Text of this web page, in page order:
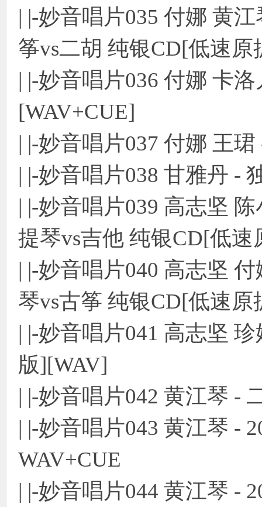
| |-妙音唱片035 付娜 黄江
筝vs二胡 纯银CD[低速原
| |-妙音唱片036 付娜 卡
[WAV+CUE]
| |-妙音唱片037 付娜 王
| |-妙音唱片038 甘雅丹 -
| |-妙音唱片039 高志坚 陈
提琴vs吉他 纯银CD[低速
| |-妙音唱片040 高志坚 付
琴vs古筝 纯银CD[低速原
| |-妙音唱片041 高志坚
版][WAV]
| |-妙音唱片042 黄江琴 -
| |-妙音唱片043 黄江琴 -
WAV+CUE
| |-妙音唱片044 黄江琴 -